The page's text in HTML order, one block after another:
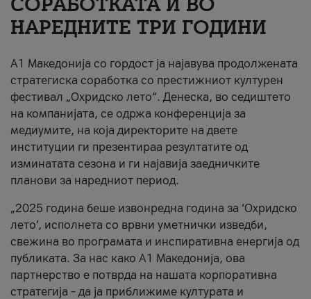
НАРЕДНИТЕ ТРИ ГОДИНИ
A1 Македонија со гордост ја најавува продолжената
стратегиска соработка со престижниот културен
фестивал „Охридско лето“. Денеска, во седиштето
на компанијата, се одржа конференција за
медиумите, на која директорите на двете
институции ги презентираа резултатите од
изминатата сезона и ги најавија заедничките
планови за наредниот период.
„2025 година беше извонредна година за ‘Охридско
лето’, исполнета со врвни уметнички изведби,
свежина во програмата и инспиративна енергија од
публиката. За нас како A1 Македонија, ова
партнерство е потврда на нашата корпоративна
стратегија – да ја приближиме културата и